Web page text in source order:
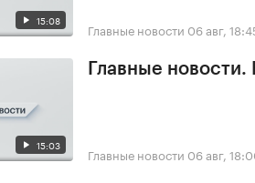
15:08 Главные новости 06 авг,
15:03
Главные
Главные новости 06 авг,